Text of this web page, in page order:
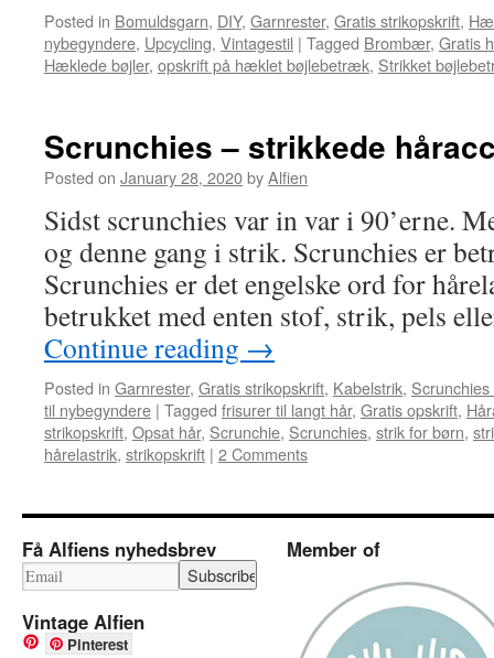
Posted in Bomuldsgarn, DIY, Garnrester, Gratis strikopskrift,
nybegyndere, Upcycling, Vintagestil | Tagged Brombær, Gratis
Hæklede bøjler, opskrift på hæklet bøjlebetræk, Strikket
Scrunchies – strikkede
Posted on January 28, 2020byAlfien
Sidst scrunchies var in var i 90’erne.
og denne gang i strik. Scrunchies er
Scrunchies er det engelske ord for
betrukket med enten stof, strik, pels
Continue reading →
Posted in Garnrester, Gratis strikopskrift, Kabelstrik,
til nybegyndere | Tagged frisurer til langt hår, Gratis opskrift,
strikopskrift, Opsat hår, Scrunchie, Scrunchies, strik for børn,
hårelastrik, strikopskrift | 2 Comments
Få Alfiens nyhedsbrev
Vintage Alfien
Pinterest
Member of